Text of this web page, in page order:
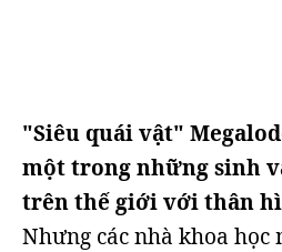
"Siêu quái vật"
một trong những sinh
trên thế giới với thân
Nhưng các nhà khoa học